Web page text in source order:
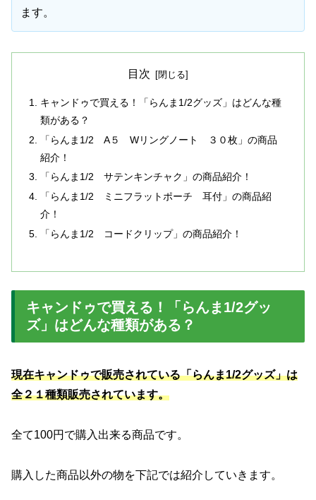
ます。
目次
キャンドゥで買える！「らんま1/2グッズ」はどんな種
類がある？
「らんま1/2 A５ Wリングノート ３０枚」の商品
紹介！
「らんま1/2 サテンキンチャク」の商品紹介！
「らんま1/2 ミニフラットポーチ 耳付」の商品紹
介！
「らんま1/2 コードクリップ」の商品紹介！
キャンドゥで買える！「らんま1/2グッ
ズ」はどんな種類がある？
現在キャンドゥで販売されている「らんま1/2グッズ」は
全２１種類販売されています。
全て100円で購入出来る商品です。
購入した商品以外の物を下記では紹介していきます。